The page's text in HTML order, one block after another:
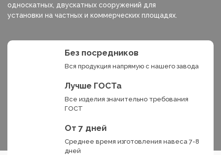
односкатных, двускатных сооружений для
установки на частных и коммерческих площадях.
Без посредников
Вся продукция напрямую с нашего завода
Лучше ГОСТа
Все изделия значительно требования
ГОСТ
От 7 дней
Среднее время изготовления навеса 7-8
дней